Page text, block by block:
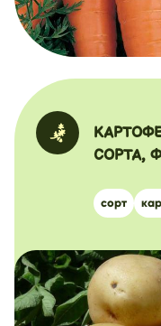
СОРТА,
сорт